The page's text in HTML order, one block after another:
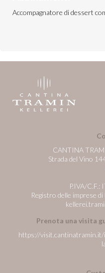
Accompagnatore di dessert
CANTINA
Strada del Vino
P.IVA/
Registro delle imprese
Prenota una visita
https://